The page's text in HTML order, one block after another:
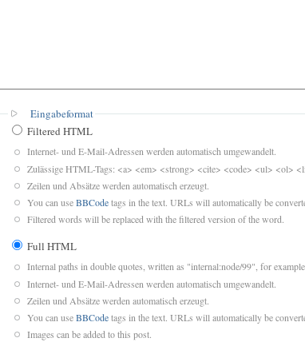
Eingabeformat
Filtered HTML
Internet- und E-Mail-Adressen werden automatisch umgewandelt.
Zulässige HTML-Tags: <a> <em> <strong> <cite> <code> <ul> <ol>
Zeilen und Absätze werden automatisch erzeugt.
You can useBBCodetags in the text. URLs will automatically be
Filtered words will be replaced with the filtered version of the word.
Full HTML
Internal paths in double quotes, written as "internal:node/99", for
Internet- und E-Mail-Adressen werden automatisch umgewandelt.
Zeilen und Absätze werden automatisch erzeugt.
You can useBBCodetags in the text. URLs will automatically be
Images can be added to this post.